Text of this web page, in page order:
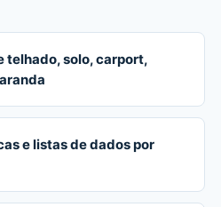
telhado, solo, carport,
e listas de dados por